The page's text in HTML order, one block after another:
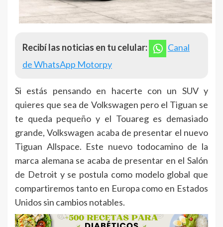
Recibí las noticias en tu celular:
Canal
de WhatsApp Motorpy
Si estás pensando en hacerte con un SUV y
quieres que sea de Volkswagen pero el Tiguan se
te queda pequeño y el Touareg es demasiado
grande, Volkswagen acaba de presentar el nuevo
Tiguan Allspace. Este nuevo todocamino de la
marca alemana se acaba de presentar en el Salón
de Detroit y se postula como modelo global que
compartiremos tanto en Europa como en Estados
Unidos sin cambios notables.